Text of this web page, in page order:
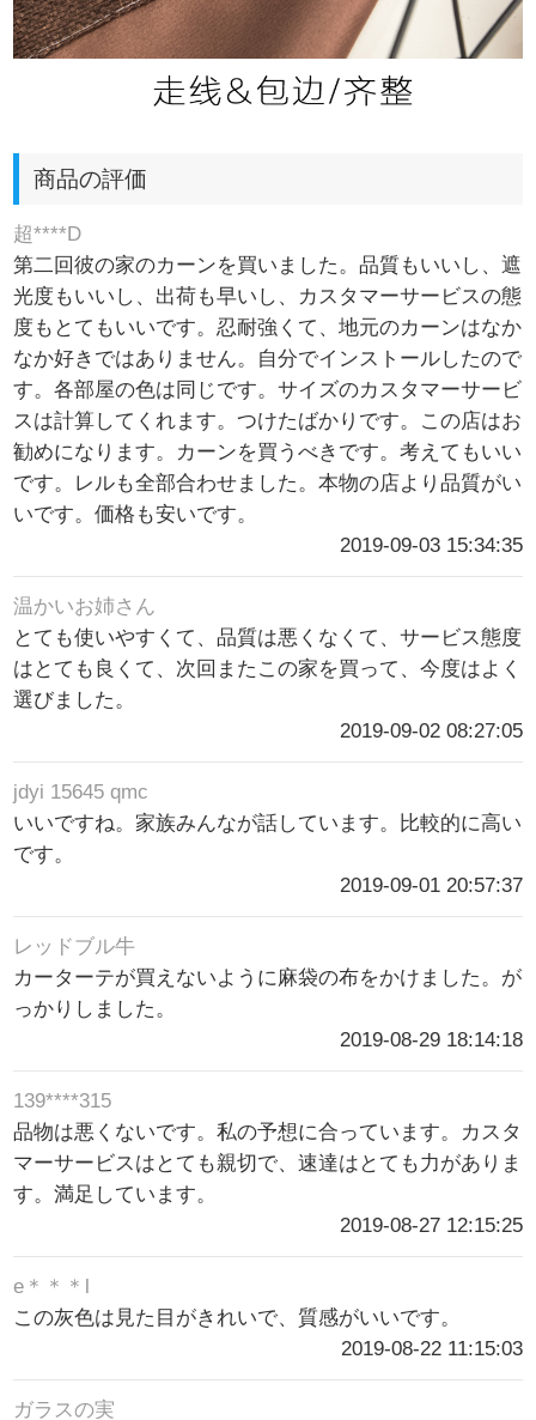
商品の評価
超****D
第二回彼の家のカーンを買いました。品質もいいし、遮
光度もいいし、出荷も早いし、カスタマーサービスの態
度もとてもいいです。忍耐強くて、地元のカーンはなか
なか好きではありません。自分でインストールしたので
す。各部屋の色は同じです。サイズのカスタマーサービ
スは計算してくれます。つけたばかりです。この店はお
勧めになります。カーンを買うべきです。考えてもいい
です。レルも全部合わせました。本物の店より品質がい
いです。価格も安いです。
2019-09-03 15:34:35
温かいお姉さん
とても使いやすくて、品質は悪くなくて、サービス態度
はとても良くて、次回またこの家を買って、今度はよく
選びました。
2019-09-02 08:27:05
jdyi 15645 qmc
いいですね。家族みんなが話しています。比較的に高い
です。
2019-09-01 20:57:37
レッドブル牛
カーターテが買えないように麻袋の布をかけました。が
っかりしました。
2019-08-29 18:14:18
139****315
品物は悪くないです。私の予想に合っています。カスタ
マーサービスはとても親切で、速達はとても力がありま
す。満足しています。
2019-08-27 12:15:25
e＊＊＊l
この灰色は見た目がきれいで、質感がいいです。
2019-08-22 11:15:03
ガラスの実